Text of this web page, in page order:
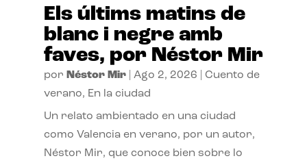
Els últims matins de
blanc i negre amb
faves, por Néstor Mir
por Néstor Mir| Ago 2, 2026
Cuento de
verano, En la ciudad
Un relato ambientado en una ciudad
como Valencia en verano, por un autor,
Néstor Mir, que conoce bien sobre lo